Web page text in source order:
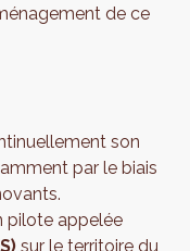
de ce
son
par le biais
pilote appelée
sur le territoire du